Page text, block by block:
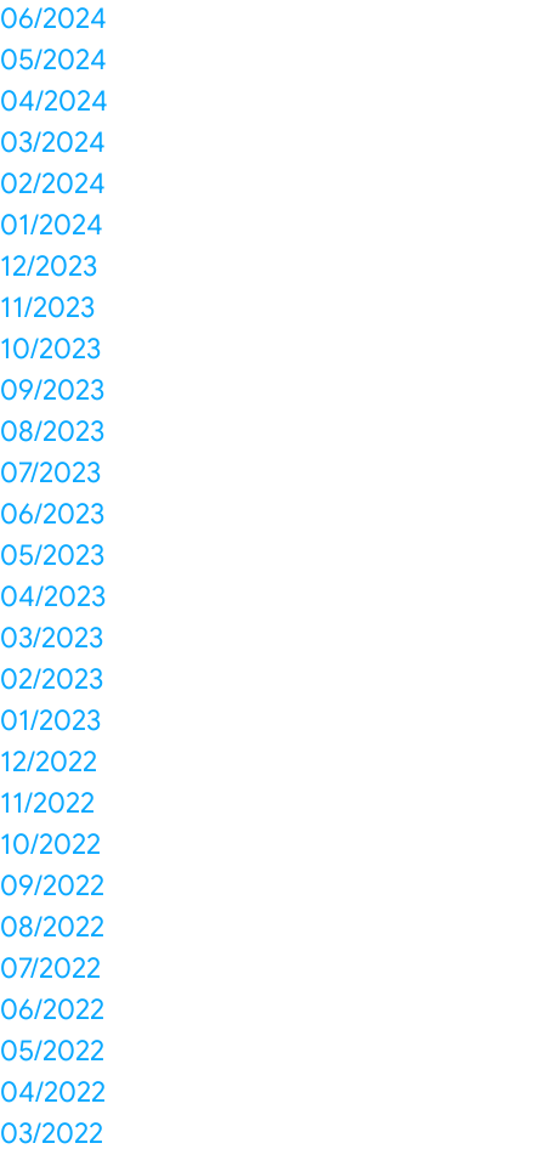
06/2024
05/2024
04/2024
03/2024
02/2024
01/2024
12/2023
11/2023
10/2023
09/2023
08/2023
07/2023
06/2023
05/2023
04/2023
03/2023
02/2023
01/2023
12/2022
11/2022
10/2022
09/2022
08/2022
07/2022
06/2022
05/2022
04/2022
03/2022